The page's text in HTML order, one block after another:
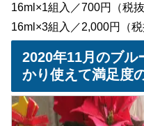
16ml×1組入／700円（税抜
16ml×3組入／2,000円（税
2020年11月のブル
かり使えて満足度